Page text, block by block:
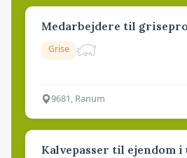
Medarbejdere til
Grise
9681, Ranum
Kalvepasser til ejendom i